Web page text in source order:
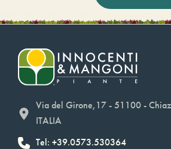
Via del Girone,17 - 51100 -
ITALIA
Tel: +39.0573.530364